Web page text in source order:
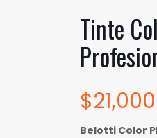
Tinte
$21,000
Belotti Color